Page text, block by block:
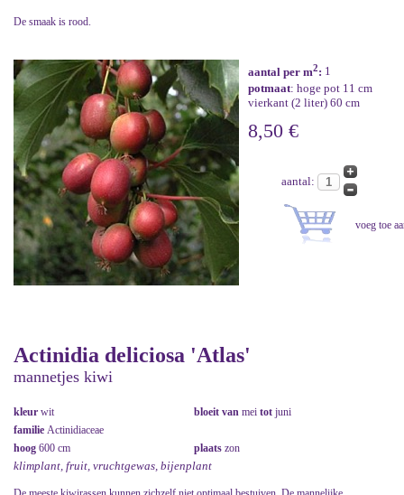
De smaak is rood.
aantal per m2: 1
potmaat: hoge pot 11 cm
vierkant (2 liter) 60 cm
8,50 €
aantal:
Actinidia deliciosa 'Atlas'
mannetjes kiwi
kleur wit bloeit van mei tot juni
familie Actinidiaceae
hoog 600 cm plaats zon
klimplant, fruit, vruchtgewas, bijenplant